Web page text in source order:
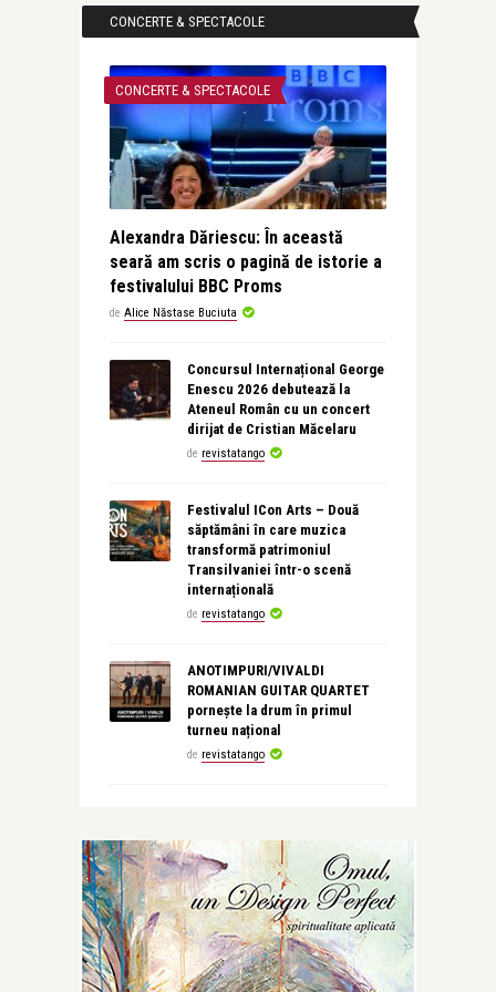
CONCERTE & SPECTACOLE
CONCERTE & SPECTACOLE
Alexandra Dăriescu: În această
seară am scris o pagină de istorie a
festivalului BBC Proms
de Alice Năstase Buciuta
Concursul Internațional George
Enescu 2026 debutează la
Ateneul Român cu un concert
dirijat de Cristian Măcelaru
de revistatango
Festivalul ICon Arts – Două
săptămâni în care muzica
transformă patrimoniul
Transilvaniei într-o scenă
internațională
de revistatango
ANOTIMPURI/VIVALDI
ROMANIAN GUITAR QUARTET
pornește la drum în primul
turneu național
de revistatango